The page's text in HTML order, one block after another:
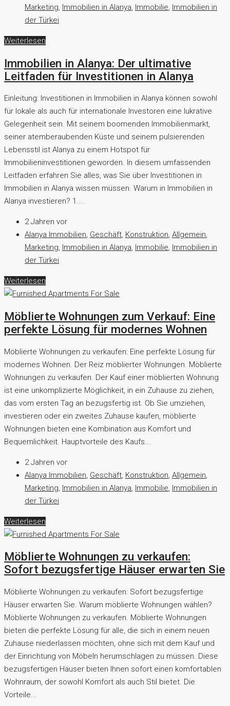
Marketing, Immobilien in Alanya, Immobilie, Immobilien in
der Türkei
Weiterlesen
Immobilien in Alanya: Der ultimative
Leitfaden für Investitionen in Alanya
Einleitung: Investitionen in Immobilien in Alanya können sowohl
für lokale als auch für internationale Investoren eine lukrative
Gelegenheit sein. Mit seinem boomenden Immobilienmarkt,
seiner atemberaubenden Küste und seinem pulsierenden
Lebensstil ist Alanya zu einem Hotspot für
Immobilieninvestitionen geworden. In diesem umfassenden
Leitfaden erfahren Sie alles, was Sie über Investitionen in
Immobilien in Alanya wissen müssen. Warum in Immobilien in
Alanya investieren? 1....
2 Jahren vor
Alanya Immobilien, Geschäft, Konstruktion, Allgemein,
Marketing, Immobilien in Alanya, Immobilie, Immobilien in
der Türkei
Weiterlesen
Möblierte Wohnungen zum Verkauf: Eine
perfekte Lösung für modernes Wohnen
Möblierte Wohnungen zu verkaufen: Eine perfekte Lösung für
modernes Wohnen. Der Reiz möblierter Wohnungen. Möblierte
Wohnungen zu verkaufen. Der Kauf einer möblierten Wohnung
ist eine unkomplizierte Möglichkeit, in ein Zuhause zu ziehen,
das vom ersten Tag an bezugsfertig ist. Ob Sie umziehen,
investieren oder ein zweites Zuhause kaufen, möblierte
Wohnungen bieten eine Kombination aus Komfort und
Bequemlichkeit. Hauptvorteile des Kaufs...
2 Jahren vor
Alanya Immobilien, Geschäft, Konstruktion, Allgemein,
Marketing, Immobilien in Alanya, Immobilie, Immobilien in
der Türkei
Weiterlesen
Möblierte Wohnungen zu verkaufen:
Sofort bezugsfertige Häuser erwarten Sie
Möblierte Wohnungen zu verkaufen: Sofort bezugsfertige
Häuser erwarten Sie. Warum möblierte Wohnungen wählen?
Möblierte Wohnungen zu verkaufen. Möblierte Wohnungen
bieten die perfekte Lösung für alle, die sich in einem neuen
Zuhause niederlassen möchten, ohne sich mit dem Kauf und
der Einrichtung von Möbeln herumschlagen zu müssen. Diese
bezugsfertigen Häuser bieten Ihnen sofort einen komfortablen
Wohnraum, der sowohl Komfort als auch Stil bietet. Die
Vorteile...